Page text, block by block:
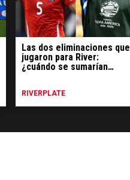
Las dos eliminaciones que
jugaron para River:
¿cuándo se sumarían
RIVERPLATE